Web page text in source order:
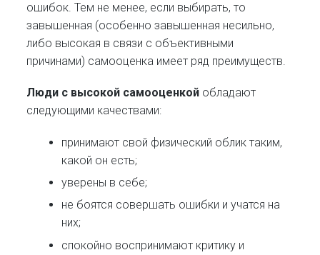
ошибок. Тем не менее, если выбирать, то
завышенная (особенно завышенная несильно,
либо высокая в связи с объективными
причинами) самооценка имеет ряд преимуществ.
Люди с высокой самооценкой обладают
следующими качествами:
принимают свой физический облик таким,
какой он есть;
уверены в себе;
не боятся совершать ошибки и учатся на
них;
спокойно воспринимают критику и